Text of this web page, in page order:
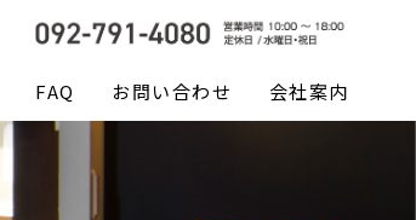
FAQ お問い合わせ 会社案内